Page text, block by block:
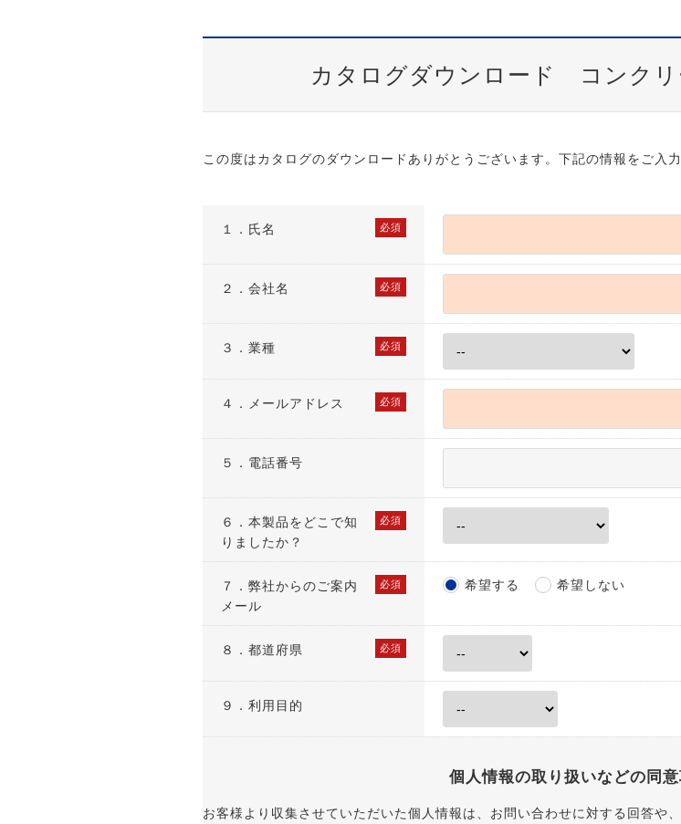
カタログダウンロード コンクリ
この度はカタログのダウンロードありがとうございます。下記の情報をご入
１． 必須
氏名
２． 必須
会社名
３． 必須
業種
４． 必須
メールアドレス
５．電話番号
６． 必須
本製品をどこで知
りましたか？
７． 必須
弊社からのご案内
メール
希望する 希望しない
８． 必須
都道府県
９．利用目的
個人情報の取り扱いなどの同
お客様より収集させていただいた個人情報は、お問い合わせに対する回答や